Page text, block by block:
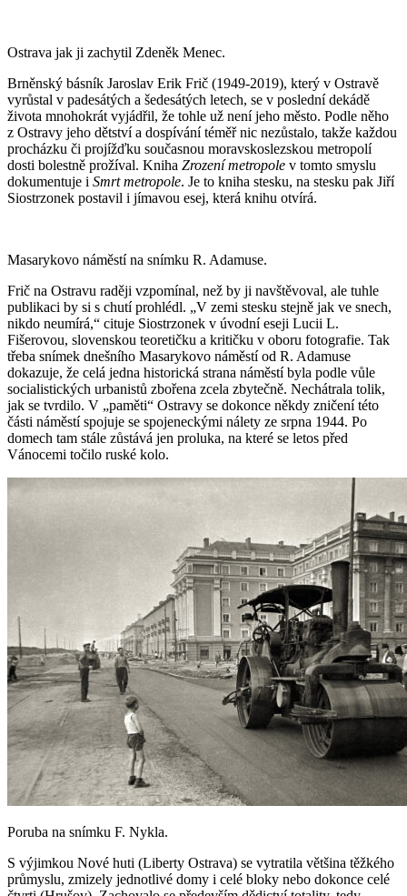
Ostrava jak ji zachytil Zdeněk Menec.
Brněnský básník Jaroslav Erik Frič (1949-2019), který v Ostravě
vyrůstal v padesátých a šedesátých letech, se v poslední dekádě
života mnohokrát vyjádřil, že tohle už není jeho město. Podle něho
z Ostravy jeho dětství a dospívání téměř nic nezůstalo, takže každou
procházku či projížďku současnou moravskoslezskou metropolí
dosti bolestně prožíval. Kniha Zrození metropole v tomto smyslu
dokumentuje i Smrt metropole. Je to kniha stesku, na stesku pak Jiří
Siostrzonek postavil i jímavou esej, která knihu otvírá.
Masarykovo náměstí na snímku R. Adamuse.
Frič na Ostravu raději vzpomínal, než by ji navštěvoval, ale tuhle
publikaci by si s chutí prohlédl. „V zemi stesku stejně jak ve snech,
nikdo neumírá,“ cituje Siostrzonek v úvodní eseji Lucii L.
Fišerovou, slovenskou teoretičku a kritičku v oboru fotografie. Tak
třeba snímek dnešního Masarykovo náměstí od R. Adamuse
dokazuje, že celá jedna historická strana náměstí byla podle vůle
socialistických urbanistů zbořena zcela zbytečně. Nechátrala tolik,
jak se tvrdilo. V „paměti“ Ostravy se dokonce někdy zničení této
části náměstí spojuje se spojeneckými nálety ze srpna 1944. Po
domech tam stále zůstává jen proluka, na které se letos před
Vánocemi točilo ruské kolo.
Poruba na snímku F. Nykla.
S výjimkou Nové huti (Liberty Ostrava) se vytratila většina těžkého
průmyslu, zmizely jednotlivé domy i celé bloky nebo dokonce celé